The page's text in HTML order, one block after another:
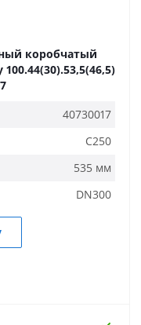
коробчатый
40730017
C250
535 мм
DN300